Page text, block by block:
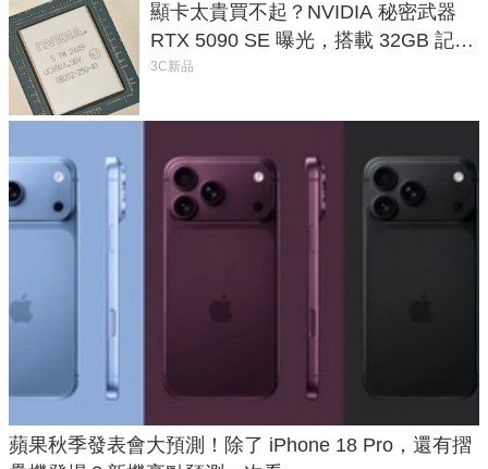
顯卡太貴買不起？NVIDIA 秘密武器
RTX 5090 SE 曝光，搭載 32GB 記憶
體
3C新品
蘋果秋季發表會大預測！除了 iPhone 18 Pro，還有摺